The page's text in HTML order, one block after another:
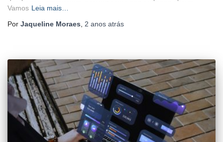
Vamos Leia mais…
Por Jaqueline Moraes 2 anos atrás